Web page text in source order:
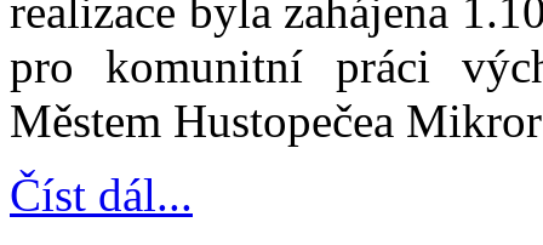
realizace byla zahájena
pro komunitní práci
Městem Hustopečea
Číst dál...